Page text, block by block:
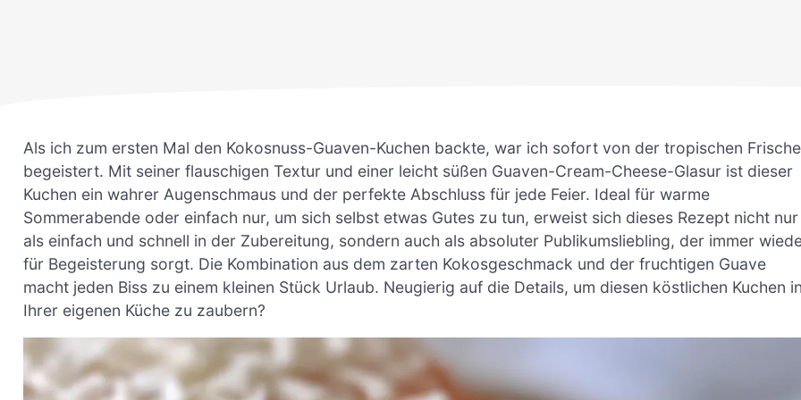
Als ich zum ersten Mal den Kokosnuss-Guaven-Kuchen backte, war ich sofort von der tropischen Frische
begeistert. Mit seiner flauschigen Textur und einer leicht süßen Guaven-Cream-Cheese-Glasur ist dieser
Kuchen ein wahrer Augenschmaus und der perfekte Abschluss für jede Feier. Ideal für warme
Sommerabende oder einfach nur, um sich selbst etwas Gutes zu tun, erweist sich dieses Rezept nicht nur
als einfach und schnell in der Zubereitung, sondern auch als absoluter Publikumsliebling, der immer
für Begeisterung sorgt. Die Kombination aus dem zarten Kokosgeschmack und der fruchtigen Guave
macht jeden Biss zu einem kleinen Stück Urlaub. Neugierig auf die Details, um diesen köstlichen Kuchen
Ihrer eigenen Küche zu zaubern?